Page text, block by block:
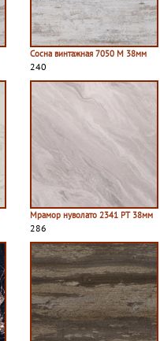
Сосна винтажная 7050 M 38мм
240
Мрамор нуволато 2341 PT 38мм
286